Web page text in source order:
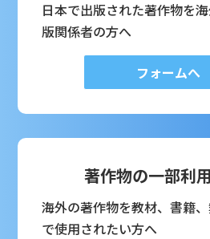
日本で出版された著作物を
版関係者の方へ
フォームへ
著作物の一部利
海外の著作物を教材、書籍
で使用されたい方へ